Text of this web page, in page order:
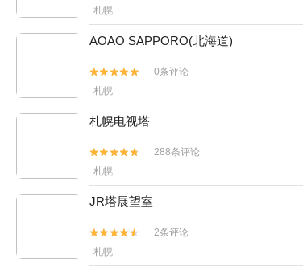
札幌
AOAO SAPPORO(北海道)


0条评论
札幌
札幌电视塔


288条评论
札幌
JR塔展望室


2条评论
札幌